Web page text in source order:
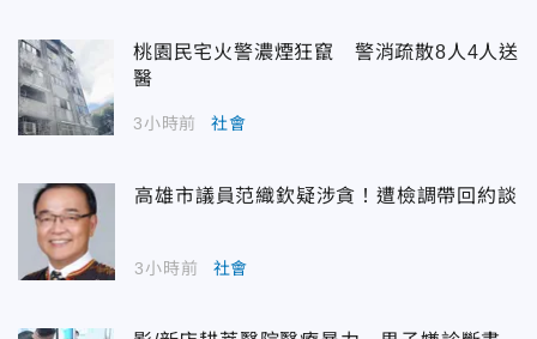
桃園民宅火警濃煙狂竄 警消疏散8人4人送
醫
3小時前 社會
高雄市議員范織欽疑涉貪！遭檢調帶回約談
3小時前 社會